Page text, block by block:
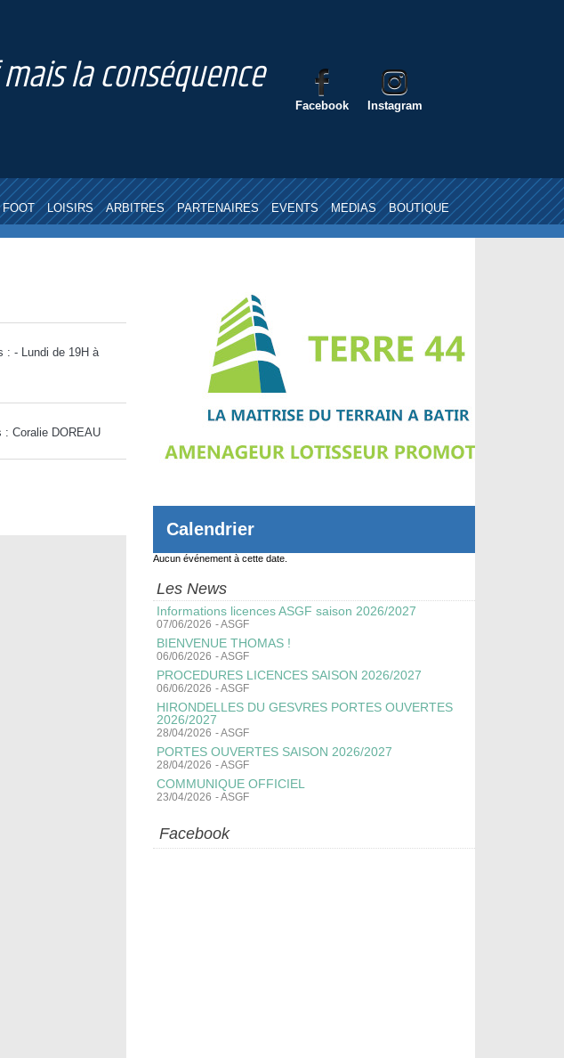
la conséquence
Facebook Instagram
FOOT LOISIRS ARBITRES PARTENAIRES EVENTS MEDIAS BOUTIQUE
: - Lundi de 19H à
: Coralie DOREAU
Calendrier
Aucun événement à cette date.
Les News
Informations licences ASGF saison 2026/2027
07/06/2026 -ASGF
BIENVENUE THOMAS !
06/06/2026 -ASGF
PROCEDURES LICENCES SAISON 2026/2027
06/06/2026 -ASGF
HIRONDELLES DU GESVRES PORTES OUVERTES
2026/2027
28/04/2026 -ASGF
PORTES OUVERTES SAISON 2026/2027
28/04/2026 -ASGF
COMMUNIQUE OFFICIEL
23/04/2026 -ASGF
Facebook